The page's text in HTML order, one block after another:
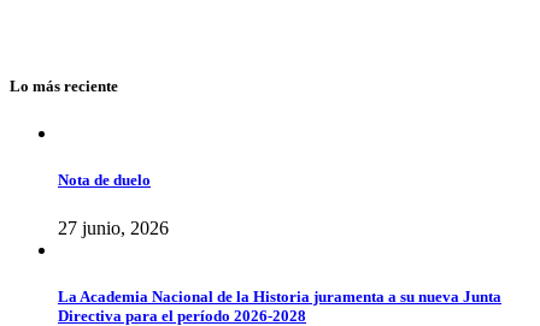
Lo más reciente
Nota de duelo
27 junio, 2026
La Academia Nacional de la Historia juramenta a su nueva Junta
Directiva para el período 2026-2028